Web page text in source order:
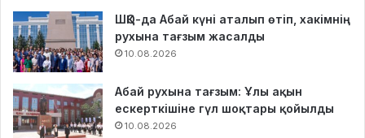
ШҚО-да Абай күні аталып өтіп, хакімнің
рухына тағзым жасалды
10.08.2026
Абай рухына тағзым: Ұлы ақын
ескерткішіне гүл шоқтары қойылды
10.08.2026